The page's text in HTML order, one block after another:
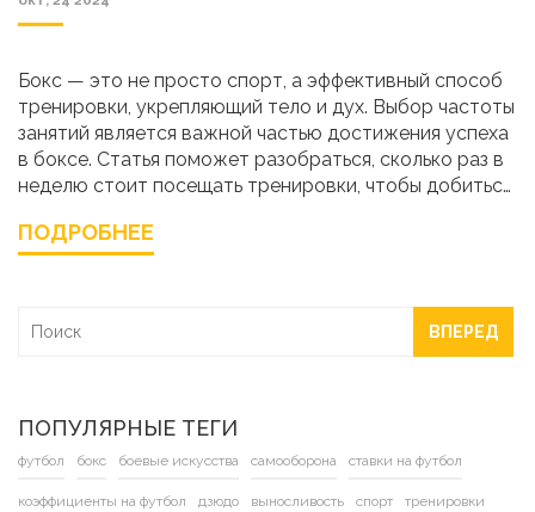
Бокс — это не просто спорт, а эффективный способ
тренировки, укрепляющий тело и дух. Выбор частоты
занятий является важной частью достижения успеха
в боксе. Статья поможет разобраться, сколько раз в
неделю стоит посещать тренировки, чтобы добиться
тренера, который поможет составить максимально
ПОДРОБНЕЕ
ВПЕРЕД
ПОПУЛЯРНЫЕ ТЕГИ
футбол бокс боевые искусства самооборона ставки на футбол
коэффициенты на футбол дзюдо выносливость спорт тренировки